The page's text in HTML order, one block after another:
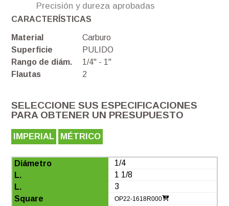
Precisión y dureza aprobadas
CARACTERÍSTICAS
Material
Carburo
Superficie
PULIDO
Rango de diám.
1/4" - 1"
Flautas
2
SELECCIONE SUS ESPECIFICACIONES
PARA OBTENER UN PRESUPUESTO
IMPERIAL MÉTRICO
1/4
1 1/8
3
OP22-1618R000